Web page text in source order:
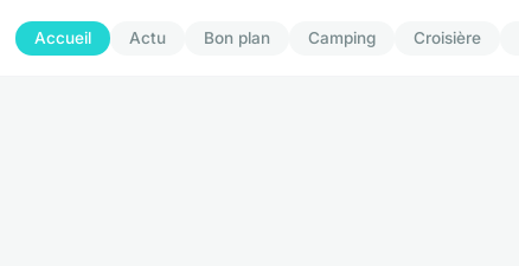
Accueil Actu Bon plan Camping Croisière